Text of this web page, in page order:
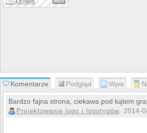
Komentarze Podgląd Wpis
Bardzo fajna strona, ciekawa pod kątem
Projektowanie logo i logotypów, 2014-